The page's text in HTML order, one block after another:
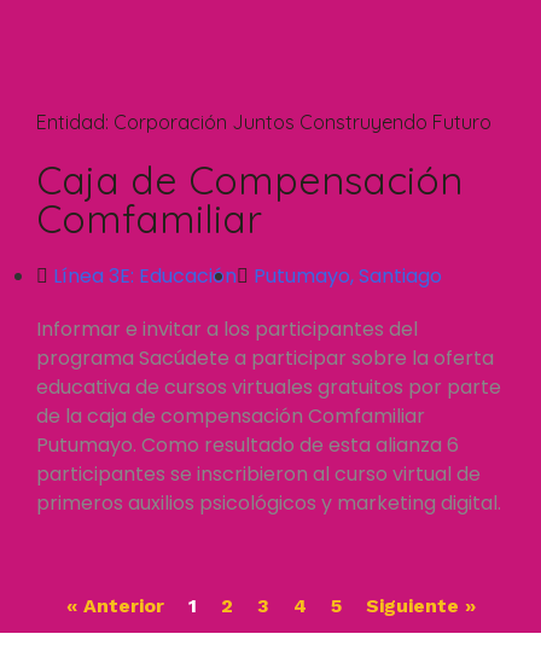
Entidad: Corporación Juntos Construyendo Futuro
Caja de Compensación
Comfamiliar
Línea 3E: Educación Putumayo,Santiago
Informar e invitar a los participantes del
programa Sacúdete a participar sobre la oferta
educativa de cursos virtuales gratuitos por parte
de la caja de compensación Comfamiliar
Putumayo. Como resultado de esta alianza 6
participantes se inscribieron al curso virtual de
primeros auxilios psicológicos y marketing digital.
« Anterior 1 2 3 4 5 Siguiente »